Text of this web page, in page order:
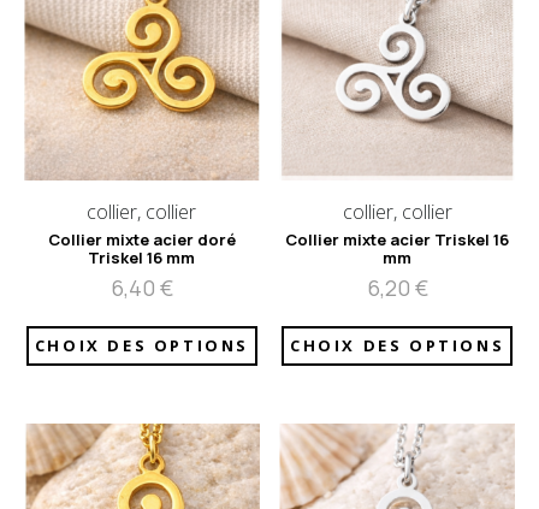
collier, collier
Collier mixte acier doré
Triskel 16 mm
6,40 €
CHOIX DES OPTIONS
collier, collier
Collier mixte acier Triskel 16
mm
6,20 €
CHOIX DES OPTIONS